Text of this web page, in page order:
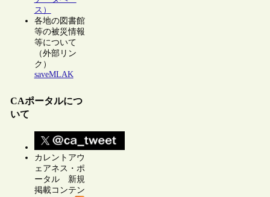
ス）
各地の図書館
等の被災情報
等について
（外部リン
ク）
saveMLAK
CAポータルにつ
いて
カレントアウ
ェアネス・ポ
ータル 新規
掲載コンテン